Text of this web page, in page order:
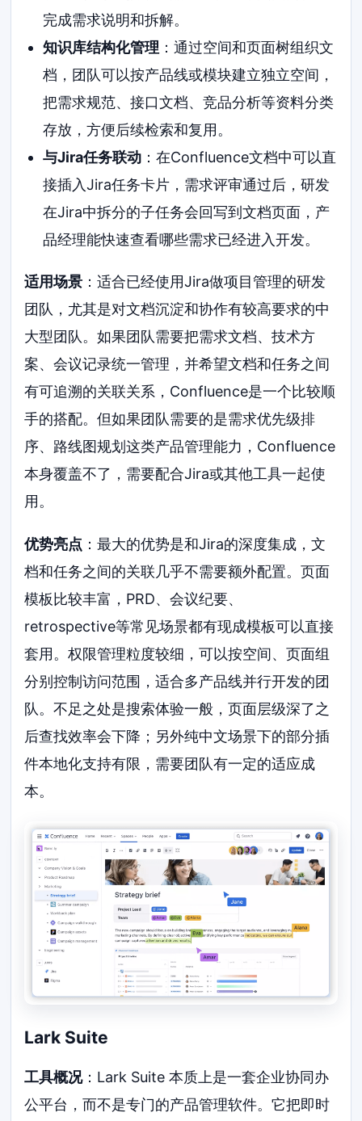
完成需求说明和拆解。
知识库结构化管理 ：通过空间和页面树组织文
档，团队可以按产品线或模块建立独立空间，
把需求规范、接口文档、竞品分析等资料分类
存放，方便后续检索和复用。
与Jira任务联动：在Confluence文档中可以直
接插入Jira任务卡片，需求评审通过后，研发
在Jira中拆分的子任务会回写到文档页面，产
品经理能快速查看哪些需求已经进入开发。
适用场景 ：适合已经使用Jira做项目管理的研发
团队，尤其是对文档沉淀和协作有较高要求的中
大型团队。如果团队需要把需求文档、技术方
案、会议记录统一管理，并希望文档和任务之间
有可追溯的关联关系，Confluence是一个比较顺
手的搭配。但如果团队需要的是需求优先级排
序、路线图规划这类产品管理能力，Confluence
本身覆盖不了，需要配合Jira或其他工具一起使
用。
优势亮点 ：最大的优势是和Jira的深度集成，文
档和任务之间的关联几乎不需要额外配置。页面
模板比较丰富，PRD、会议纪要、
retrospective等常见场景都有现成模板可以直接
套用。权限管理粒度较细，可以按空间、页面组
分别控制访问范围，适合多产品线并行开发的团
队。不足之处是搜索体验一般，页面层级深了之
后查找效率会下降；另外纯中文场景下的部分插
件本地化支持有限，需要团队有一定的适应成
本。
Lark Suite
工具概况：Lark Suite 本质上是一套企业协同办
公平台，而不是专门的产品管理软件。它把即时